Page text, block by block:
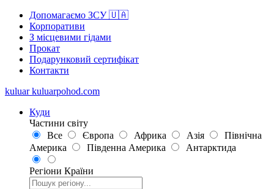
Допомагаємо ЗСУ 🇺🇦
Корпоративи
З місцевими гідами
Прокат
Подарунковий сертифікат
Контакти
kuluar kuluarpohod.com
Куди
Частини світу
Все
Європа Африка Азія
Північна
Америка
Південна Америка Антарктида
Регіони Країни